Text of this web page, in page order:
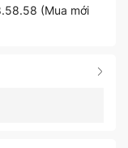
(Mua mới